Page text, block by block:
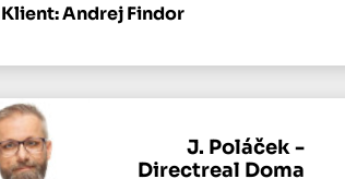
Klient: Andrej Findor
J. Poláček -
Directreal Doma